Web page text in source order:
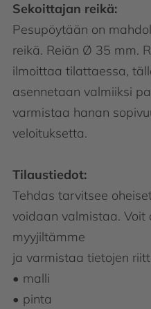
Sekoittajan reikä:
Pesupöytään on
reikä. Reiän Ø 35 mm.
ilmoittaa tilattaessa,
asennetaan valmiiksi
varmistaa hanan
veloituksetta.
Tilaustiedot:
Tehdas tarvitsee
voidaan valmistaa. Voit
myyjiltämme
ja varmistaa tietojen
• malli
• pinta